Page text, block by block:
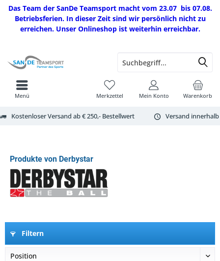
Das Team der SanDe Teamsport macht vom 23.07 bis 07.08.
Betriebsferien. In dieser Zeit sind wir persönlich nicht zu
erreichen. Unser Onlineshop ist weiterhin erreichbar.
Kostenloser Versand ab € 250,- Bestellwert Versand
Warenkorb
Merkzettel Mein Konto
Menü
Produkte von Derbystar
Filtern